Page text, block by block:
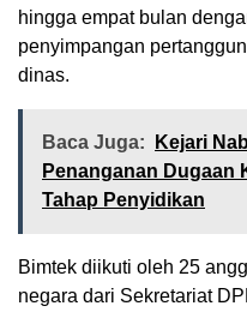
hingga empat bulan
penyimpangan
dinas.
Baca Juga:
Kejari
Penanganan Dugaan
Tahap Penyidikan
Bimtek diikuti oleh 25
negara dari Sekretariat